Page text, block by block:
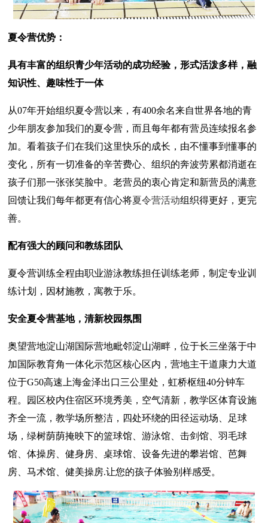
夏令营优势：
具有丰富的组织青少年活动的成功经验，形式活泼多样，融
知识性、趣味性于一体
从07年开始组织夏令营以来，有400余名来自世界各地的青
少年朋友参加我们的夏令营，而且每年都有营员连续报名参
加。看着孩子们在我们这里快乐的成长，由不懂事到懂事的
变化，所有一切准备的辛苦费心、组织的奔波劳累都消逝在
孩子们那一张张笑脸中。老营员的衷心肯定和新营员的满意
回馈让我们每年都更有信心将夏令营活动组织得更好，更完
善。
配有强大的顾问和教练团队
夏令营训练全程由职业游泳教练担任训练老师，制定专业训
练计划，因材施教，寓教于乐。
安全夏令营基地，清新校园氛围
奥望营地淀山湖国际营地毗邻淀山湖畔，位于长三坐落于中
加国际教育角一体化示范区核心区内，营地主干道康力大道
位于G50高速上海金泽出口三公里处，虹桥枢纽40分钟车
程。园区校内住宿区环境秀美，空气清新，教学区体育设施
齐全一流，教学场所整洁，四处环绕的田径运动场、足球
场，绿树荫荫掩映下的篮球馆、游泳馆、击剑馆、羽毛球
馆、体操房、健身房、桌球馆、设备先进的攀岩馆、芭舞
房、马术馆、健美操房.让您的孩子体验别样感受。